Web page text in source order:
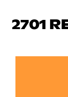
2701